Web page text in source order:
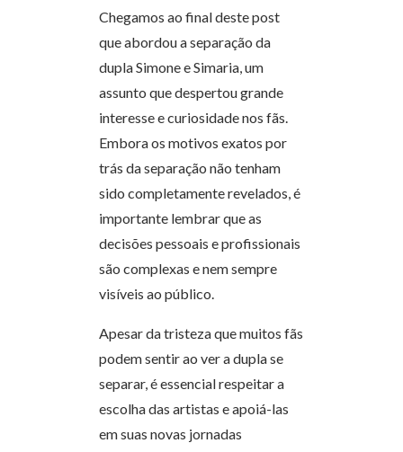
Chegamos ao final deste post
que abordou a separação da
dupla Simone e Simaria, um
assunto que despertou grande
interesse e curiosidade nos fãs.
Embora os motivos exatos por
trás da separação não tenham
sido completamente revelados, é
importante lembrar que as
decisões pessoais e profissionais
são complexas e nem sempre
visíveis ao público.
Apesar da tristeza que muitos fãs
podem sentir ao ver a dupla se
separar, é essencial respeitar a
escolha das artistas e apoiá-las
em suas novas jornadas